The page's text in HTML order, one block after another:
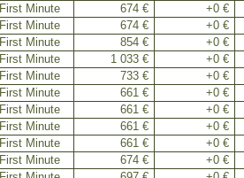
First Minute 674 € +0 €
First Minute 674 € +0 €
First Minute 854 € +0 €
First Minute 1 033 € +0 €
First Minute 733 € +0 €
First Minute 661 € +0 €
First Minute 661 € +0 €
First Minute 661 € +0 €
First Minute 661 € +0 €
First Minute 674 € +0 €